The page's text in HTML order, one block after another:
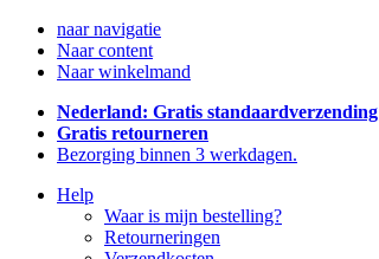
naar navigatie
Naar content
Naar winkelmand
Nederland: Gratis standaardverzending
Gratis retourneren
Bezorging binnen 3 werkdagen.
Help
Waar is mijn bestelling?
Retourneringen